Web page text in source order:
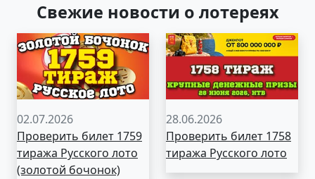
Свежие новости о лотереях
02.07.2026
Проверить билет 1759
тиража Русского лото
(золотой бочонок)
28.06.2026
Проверить билет 1758
тиража Русского лото